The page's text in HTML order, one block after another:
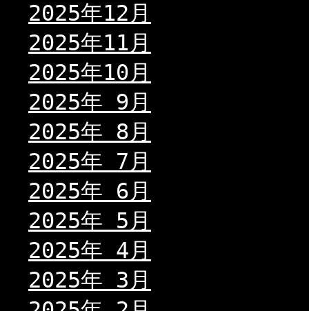
2025年12月
2025年11月
2025年10月
2025年 9月
2025年 8月
2025年 7月
2025年 6月
2025年 5月
2025年 4月
2025年 3月